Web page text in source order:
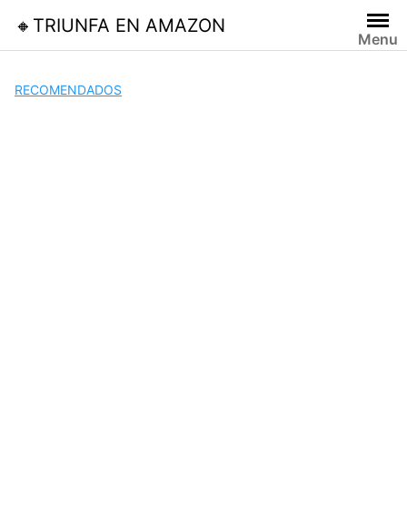
content
🔸TRIUNFA EN AMAZON
Menu
RECOMENDADOS